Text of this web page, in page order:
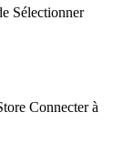
Sélectionner
Connecter à